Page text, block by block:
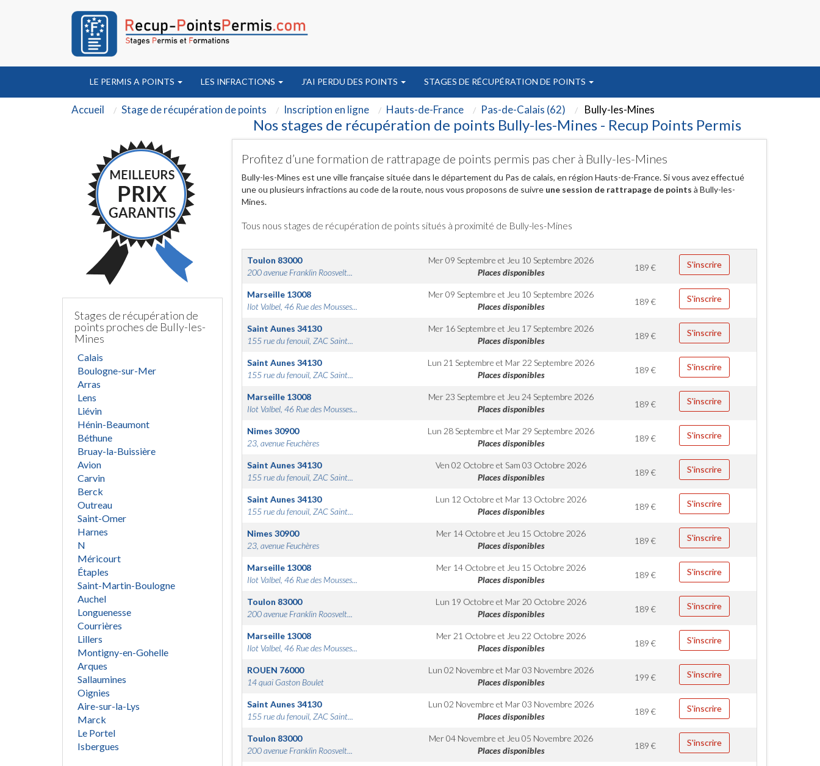
LE PERMIS A POINTS LES INFRACTIONS J'AI PERDU DES POINTS STAGES DE RÉCUPÉRATION DE POINTS
Accueil Stage de récupération de points Inscription en ligne Hauts-de-France Pas-de-Calais (62) Bully-les-Mines
Nos stages de récupération de points Bully-les-Mines - Recup Points Permis
Stages de récupération de
points proches de Bully-les-
Mines
Calais
Boulogne-sur-Mer
Arras
Lens
Liévin
Hénin-Beaumont
Béthune
Bruay-la-Buissière
Avion
Carvin
Berck
Outreau
Saint-Omer
Harnes
N
Méricourt
Étaples
Saint-Martin-Boulogne
Auchel
Longuenesse
Courrières
Lillers
Montigny-en-Gohelle
Arques
Sallaumines
Oignies
Aire-sur-la-Lys
Marck
Le Portel
Isbergues
Profitez d’une formation de rattrapage de points permis pas cher à Bully-les-Mines
Bully-les-Mines est une ville française située dans le département du Pas de calais, en région Hauts-de-France. Si vous avez effectué
une ou plusieurs infractions au code de la route, nous vous proposons de suivre une session de rattrapage de points à Bully-les-
Mines.
Tous nous stages de récupération de points situés à proximité de Bully-les-Mines
Toulon 83000
200 avenue Franklin Roosvelt...
Mer 09 Septembre et Jeu 10 Septembre 2026
Places disponibles
189€ S'inscrire
Marseille 13008
Ilot Valbel, 46 Rue des Mousses...
Mer 09 Septembre et Jeu 10 Septembre 2026
Places disponibles
189€ S'inscrire
Saint Aunes 34130
155 rue du fenouil, ZAC Saint...
Mer 16 Septembre et Jeu 17 Septembre 2026
Places disponibles
189€ S'inscrire
Saint Aunes 34130
155 rue du fenouil, ZAC Saint...
Lun 21 Septembre et Mar 22 Septembre 2026
Places disponibles
189€ S'inscrire
Marseille 13008
Ilot Valbel, 46 Rue des Mousses...
Mer 23 Septembre et Jeu 24 Septembre 2026
Places disponibles
189€ S'inscrire
Nimes 30900
23, avenue Feuchères
Lun 28 Septembre et Mar 29 Septembre 2026
Places disponibles
189€ S'inscrire
Saint Aunes 34130
155 rue du fenouil, ZAC Saint...
Ven 02 Octobre etSam 03 Octobre 2026
Places disponibles
189€ S'inscrire
Saint Aunes 34130
155 rue du fenouil, ZAC Saint...
Lun 12 Octobre et Mar 13 Octobre 2026
Places disponibles
189€ S'inscrire
Nimes 30900
23, avenue Feuchères
Mer 14 Octobre et Jeu 15 Octobre 2026
Places disponibles
189€ S'inscrire
Marseille 13008
Ilot Valbel, 46 Rue des Mousses...
Mer 14 Octobre et Jeu 15 Octobre 2026
Places disponibles
189€ S'inscrire
Toulon 83000
200 avenue Franklin Roosvelt...
Lun 19 Octobre et Mar 20 Octobre 2026
Places disponibles
189€ S'inscrire
Marseille 13008
Ilot Valbel, 46 Rue des Mousses...
Mer 21 Octobre et Jeu 22 Octobre 2026
Places disponibles
189€ S'inscrire
ROUEN 76000
14 quai Gaston Boulet
Lun 02 Novembre et Mar 03 Novembre 2026
Places disponibles
199€ S'inscrire
Saint Aunes 34130
155 rue du fenouil, ZAC Saint...
Lun 02 Novembre et Mar 03 Novembre 2026
Places disponibles
189€ S'inscrire
Toulon 83000
200 avenue Franklin Roosvelt...
Mer 04 Novembre et Jeu 05 Novembre 2026
Places disponibles
189€ S'inscrire